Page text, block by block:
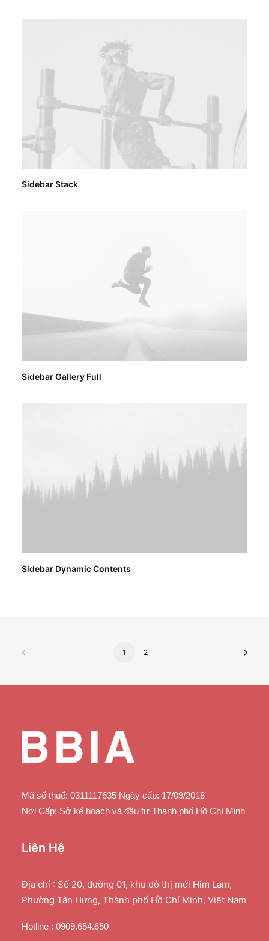
Sidebar Stack
Sidebar Gallery Full
Sidebar Dynamic Contents
1 2
Mã số thuế: 0311117635 Ngày cấp: 17/09/2018
Nơi Cấp: Sở kế hoạch và đầu tư Thành phố Hồ Chí Minh
Liên Hệ
Địa chỉ : Số 20, đường 01, khu đô thị mới Him Lam,
Phường Tân Hưng, Thành phố Hồ Chí Minh, Việt Nam
Hotline : 0909.654.650